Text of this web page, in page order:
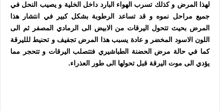
لهذا المرض و كذلك تسرب الهواء البارد داخل الخلية و يصيب النحل في
جميع مراحل نموه و قد تساعد الرطوبة بشكل كبير في انتشار هذا
المرض بحيث تتحول اليرقات من الابيض الى الرمادي المصفر ثم الى
اللون الاسود المخضر و عادة يسبب هذا المرض تجفيف و تحنيط للليرقة
كما في حالة مرض الحضنة الطباشيري فتتصلب اليرقات و تتحجر مما
يؤدي الى موت اليرقة قبل تحولها الى طور العذراء.